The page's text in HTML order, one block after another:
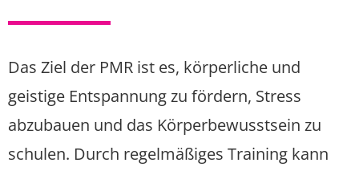
Das Ziel der PMR ist es, körperliche und
geistige Entspannung zu fördern, Stress
abzubauen und das Körperbewusstsein zu
schulen. Durch regelmäßiges Training kann